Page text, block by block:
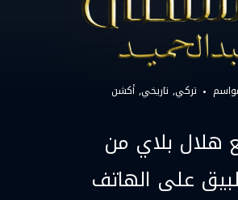
تركي تاريخي أكشن
هلال بلاي من
على الهاتف